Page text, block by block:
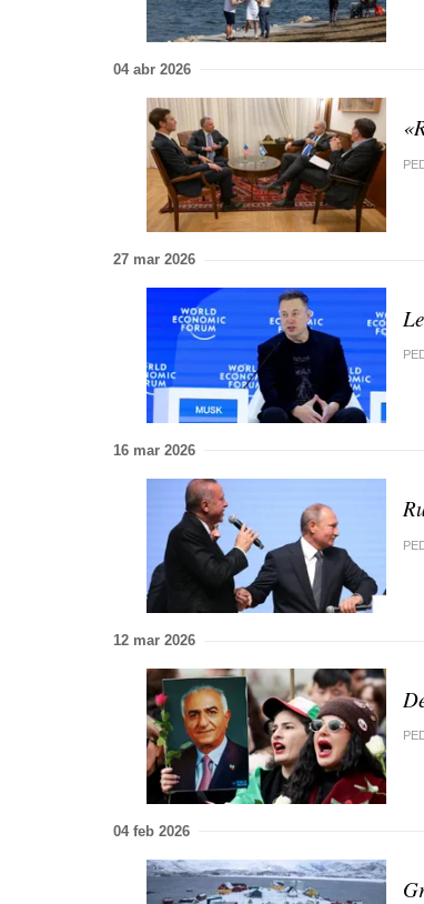
04 abr 2026
27 mar 2026
16 mar 2026
12 mar 2026
04 feb 2026